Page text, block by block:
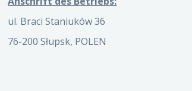
ul. Braci Staniuków 36
76-200 Słupsk, POLEN